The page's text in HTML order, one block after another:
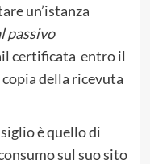
un’istanza
passivo
certificata entro il
della ricevuta
è quello di
sul suo sito